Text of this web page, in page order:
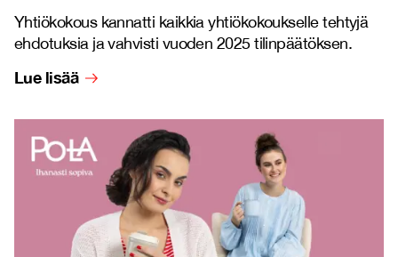
Yhtiökokous kannatti kaikkia yhtiökokoukselle tehtyjä
ehdotuksia ja vahvisti vuoden 2025 tilinpäätöksen.
Lue lisää